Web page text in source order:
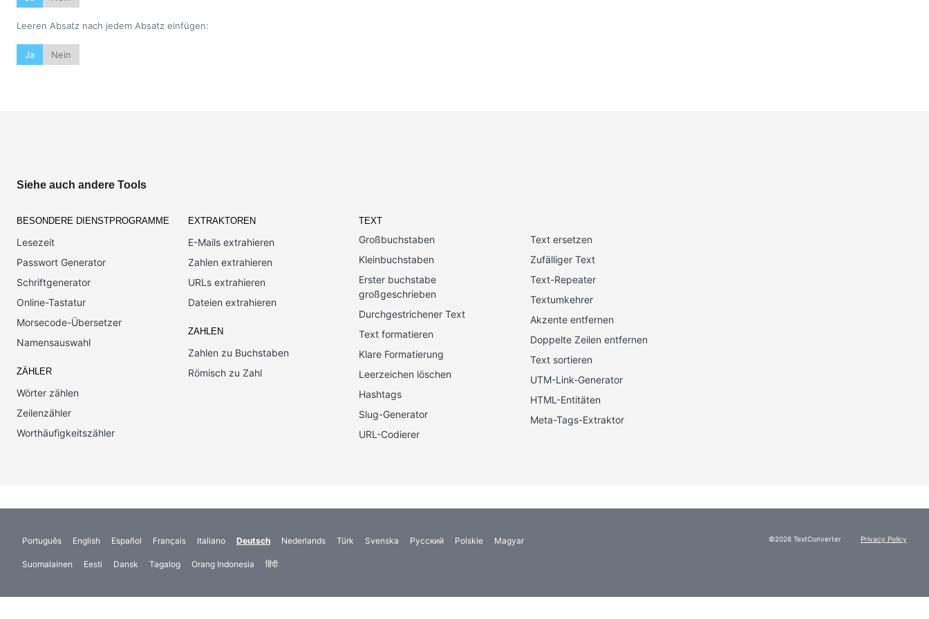
Leeren Absatz nach jedem Absatz einfügen:
Ja Nein
Siehe auch andere Tools
BESONDERE DIENSTPROGRAMME
Lesezeit
Passwort Generator
Schriftgenerator
Online-Tastatur
Morsecode-Übersetzer
Namensauswahl
ZÄHLER
Wörter zählen
Zeilenzähler
Worthäufigkeitszähler
EXTRAKTOREN
E-Mails extrahieren
Zahlen extrahieren
URLs extrahieren
Dateien extrahieren
ZAHLEN
Zahlen zu Buchstaben
Römisch zu Zahl
TEXT
Großbuchstaben
Kleinbuchstaben
Erster buchstabe
großgeschrieben
Durchgestrichener Text
Text formatieren
Klare Formatierung
Leerzeichen löschen
Hashtags
Slug-Generator
URL-Codierer
Text ersetzen
Zufälliger Text
Text-Repeater
Textumkehrer
Akzente entfernen
Doppelte Zeilen entfernen
Text sortieren
UTM-Link-Generator
HTML-Entitäten
Meta-Tags-Extraktor
Português English Español Français Italiano Deutsch Nederlands Türk Svenska Русский Polskie Magyar
Suomalainen Eesti Dansk Tagalog Orang Indonesia हिंदी
©2026 TextConverter Privacy Policy